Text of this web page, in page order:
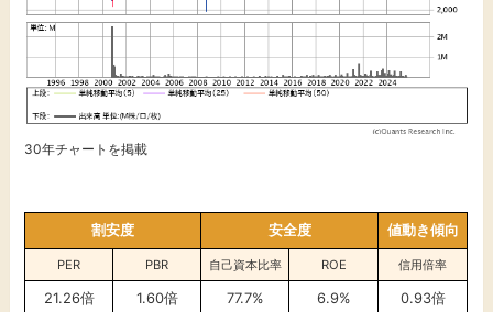
30年チャートを掲載
割安度 安全度 値動き傾向
PER PBR 自己資本比率 ROE 信用倍率
21.26倍 1.60倍 77.7% 6.9% 0.93倍